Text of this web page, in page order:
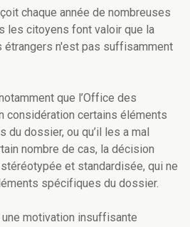
chaque année de nombreuses
les citoyens font valoir que la
n'est pas suffisamment
que l’Office des
considération certains éléments
du dossier, ou qu’il les a mal
nombre de cas, la décision
et standardisée, qui ne
spécifiques du dossier.
motivation insuffisante